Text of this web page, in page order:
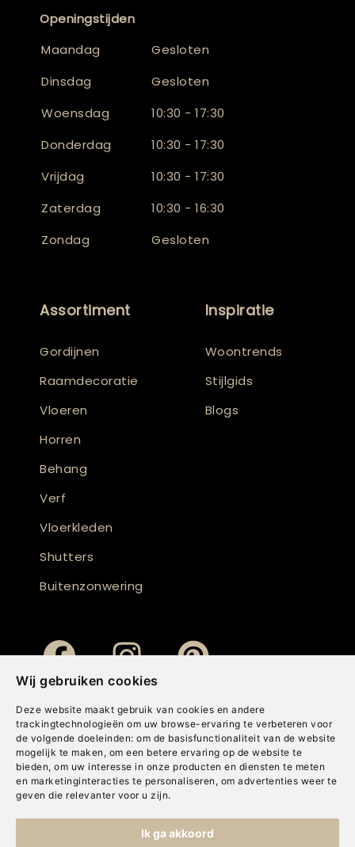
Wij gebruiken cookies
Deze website maakt gebruik van cookies en andere
trackingtechnologieën om uw browse-ervaring te verbeteren voor
de volgende doeleinden: om de basisfunctionaliteit van de website
mogelijk te maken , om een betere ervaring op de website te
bieden, om uw interesse in onze producten en diensten te meten
en marketinginteracties te personaliseren , om advertenties weer te
geven die relevanter voor u zijn.
Ik ga akkoord
Openingstijden
Maandag
Gesloten
Dinsdag
Gesloten
Woensdag
10:30 - 17:30
Donderdag
10:30 - 17:30
Vrijdag
10:30 - 17:30
Zaterdag
10:30 - 16:30
Zondag
Gesloten
Assortiment
Gordijnen
Raamdecoratie
Vloeren
Horren
Behang
Verf
Vloerkleden
Shutters
Buitenzonwering
Inspiratie
Woontrends
Stijlgids
Blogs
Cookies